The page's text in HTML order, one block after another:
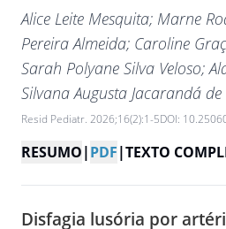
Alice Leite Mesquita; Marne
Pereira Almeida; Caroline
Sarah Polyane Silva Veloso;
Silvana Augusta Jacarandá
Resid Pediatr. 2026;16(2):1-5DOI:
RESUMO|PDF|TEXTO
Disfagia lusória por